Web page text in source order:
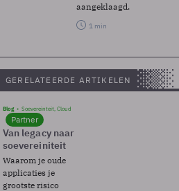
aangeklaagd.
1 min
GERELATEERDE ARTIKELEN
Blog Soevereinteit, Cloud
Partner
Van legacy naar
soevereiniteit
Waarom je oude
applicaties je
grootste risico